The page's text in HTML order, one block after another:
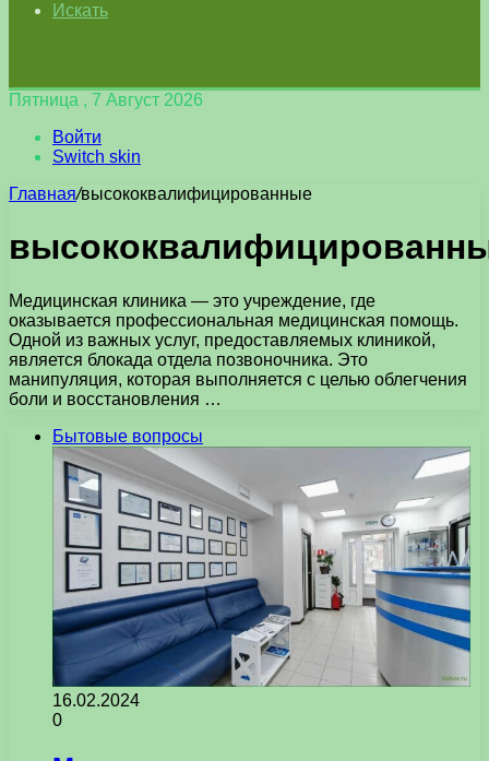
Искать
Пятница , 7 Август 2026
Войти
Switch skin
Главная/высококвалифицированные
Медицинская клиника — это учреждение, где
оказывается профессиональная медицинская помощь.
Одной из важных услуг, предоставляемых клиникой,
является блокада отдела позвоночника. Это
манипуляция, которая выполняется с целью облегчения
боли и восстановления …
Бытовые вопросы
16.02.2024
0